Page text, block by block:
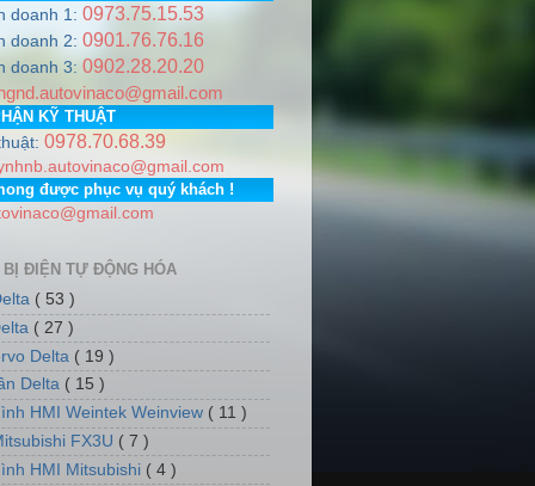
autovinaco@gmail.com
5, tổ dân phố số 12, Phường Phúc La, Quận Hà Đông,TP.
doanh 1: 0973.75.15.53
doanh 2: 0901.76.76.16
doanh 3: 0902.28.20.20
KỸ THUẬT
0978.70.68.39
được phục vụ quý khách !
BỊ ĐIỆN TỰ ĐỘNG HÓA
( 53 )
( 27 )
Delta ( 19 )
Delta ( 15 )
HMI Weintek Weinview ( 11 )
FX3U ( 7 )
HMI Mitsubishi ( 4 )